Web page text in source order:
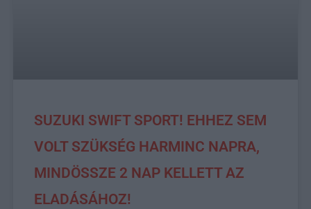
SUZUKI SWIFT SPORT! EHHEZ SEM
VOLT SZÜKSÉG HARMINC NAPRA,
MINDÖSSZE 2 NAP KELLETT AZ
ELADÁSÁHOZ!